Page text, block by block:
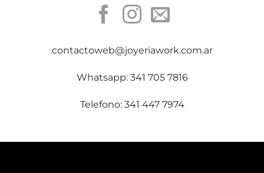
contactoweb@joyeriawork.com.ar
Whatsapp: 341 705 7816
Telefono: 341 447 7974